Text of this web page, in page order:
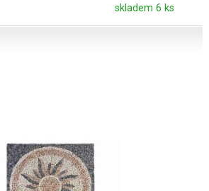
skladem 6 ks